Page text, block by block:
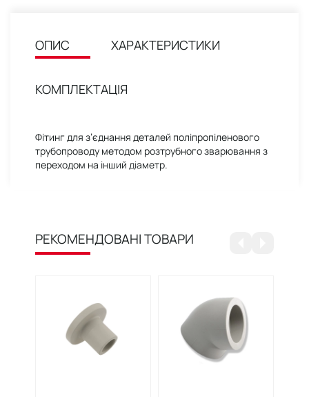
ОПИС ХАРАКТЕРИСТИКИ
КОМПЛЕКТАЦІЯ
Фітинг для з’єднання деталей поліпропіленового
трубопроводу методом розтрубного зварювання з
переходом на інший діаметр.
РЕКОМЕНДОВАНІ ТОВАРИ